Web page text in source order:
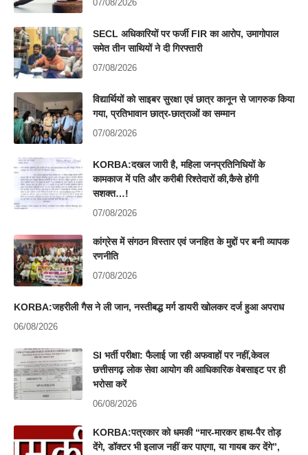
07/08/2026
SECL अधिकारियों पर फर्जी FIR का आरोप, उमागोपाल
समेत तीन साथियों ने दी गिरफ्तारी
07/08/2026
विद्यार्थियों को साइबर सुरक्षा एवं छात्र कानून से जागरुक किया
गया, प्रतिभावान छात्र-छात्राओं का सम्मान
07/08/2026
KORBA:दखल जारी है, महिला जनप्रतिनिधियों के
कामकाज में पति और करीबी रिश्तेदारों की,कैसे होंगी
सशक्त…!
07/08/2026
कांग्रेस में संगठन विस्तार एवं जनहित के मुद्दों पर बनी व्यापक
रणनीति
07/08/2026
KORBA:जहरीली गैस ने ली जान, नस्तीबद्ध मर्ग डायरी खोलकर दर्ज हुआ अपराध
06/08/2026
SI भर्ती परीक्षा: फैलाई जा रही अफवाहों पर नहीं,केवल
छत्तीसगढ़ लोक सेवा आयोग की आधिकारिक वेबसाइट पर ही
भरोसा करें
06/08/2026
KORBA:पत्रकार को धमकी “मार-मारकर हाथ-पैर तोड़
देंगे, डॉक्टर भी इलाज नहीं कर पाएगा, या गायब कर देंगे”,